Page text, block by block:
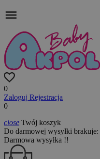
0
Zaloguj Rejestracja
0
close Twój koszyk
Do darmowej wysyłki brakuje:
Darmowa wysyłka !!